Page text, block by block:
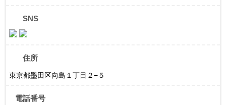
SNS
住所
東京都墨田区向島１丁目２−５
電話番号